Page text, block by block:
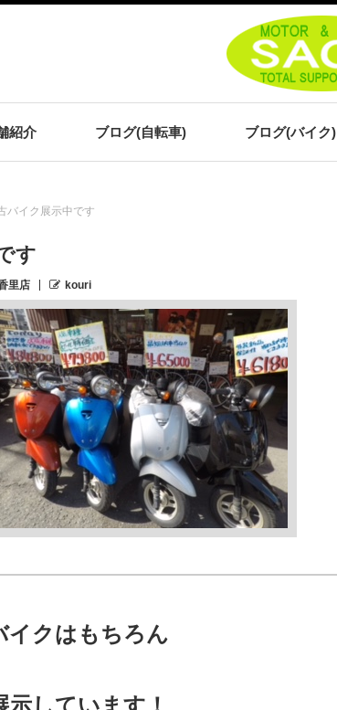
紹介 ブログ(自転車) ブログ(バイク)
バイク展示中です
す
里店 kouri
イクはもちろん
しています！